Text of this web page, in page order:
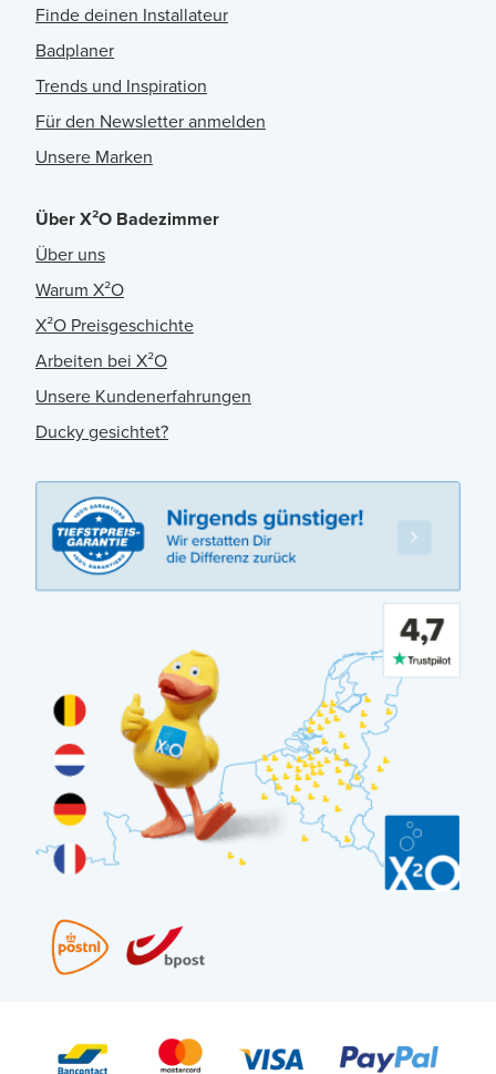
Finde deinen Installateur
Badplaner
Trends und Inspiration
Für den Newsletter anmelden
Unsere Marken
Über X²O Badezimmer
Über uns
Warum X²O
X²O Preisgeschichte
Arbeiten bei X²O
Unsere Kundenerfahrungen
Ducky gesichtet?